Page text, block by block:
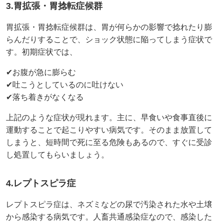
3.胃拡張・胃捻転症候群
胃拡張・胃捻転症候群は、胃が何らかの影響で捻れたり膨
らんだりすることで、ショック状態に陥ってしまう症状で
す。初期症状では、
✔お腹が急に膨らむ
✔吐こうとしているのに吐けない
✔落ち着きがなくなる
上記のような症状が現れます。主に、早食いや食事直後に
運動することで起こりやすい病気です。そのまま放置して
しまうと、短時間で死に至る危険もあるので、すぐに受診
し処置してもらいましょう。
4.レプトスピラ症
レプトスピラ症は、ネズミなどの尿で汚染された水や土壌
から感染する病気です。人畜共通感染症なので、感染した